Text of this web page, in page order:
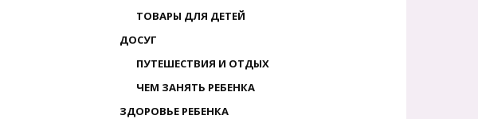
ТОВАРЫ ДЛЯ ДЕТЕЙ
ДОСУГ
ПУТЕШЕСТВИЯ И ОТДЫХ
ЧЕМ ЗАНЯТЬ РЕБЕНКА
ЗДОРОВЬЕ РЕБЕНКА